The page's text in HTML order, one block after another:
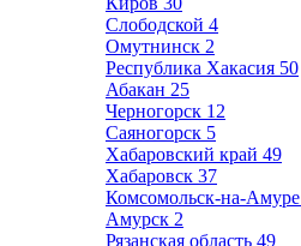
Слободской 4
Омутнинск 2
Республика Хакасия 50
Абакан 25
Черногорск 12
Саяногорск 5
Хабаровский край 49
Хабаровск 37
Комсомольск-на-Амуре
Амурск 2
Рязанская область 49